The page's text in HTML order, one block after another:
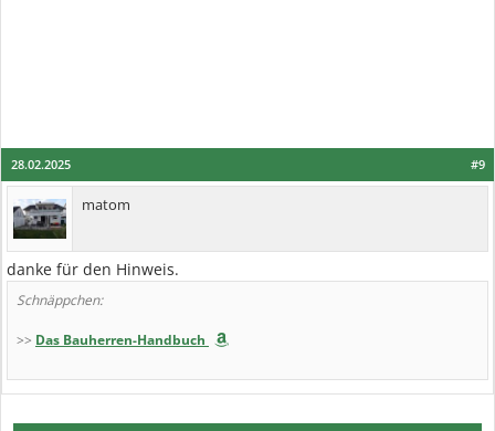
#9
28.02.2025
matom
danke für den Hinweis.
Schnäppchen:
>> Das Bauherren-Handbuch